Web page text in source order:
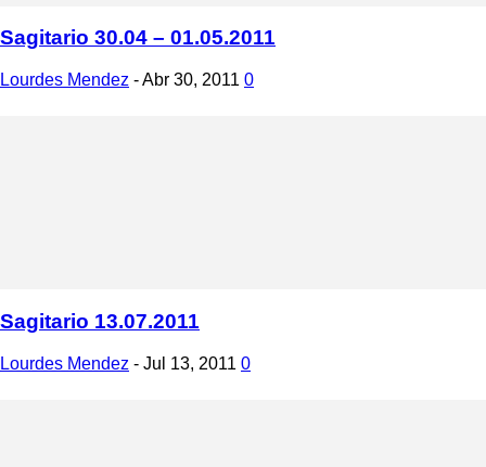
Sagitario 30.04 – 01.05.2011
Lourdes Mendez -Abr 30, 2011 0
Sagitario 13.07.2011
Lourdes Mendez - Jul 13, 2011 0